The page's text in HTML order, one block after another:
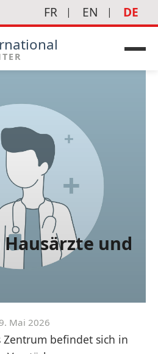
FR EN DE
und
Mai 2026
Zentrum befindet sich in